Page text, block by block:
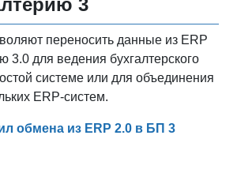
3
переносить данные из ERP
3.0 для ведения бухгалтерского
системе или для объединения
ERP-систем.
обмена из ERP 2.0 в БП 3